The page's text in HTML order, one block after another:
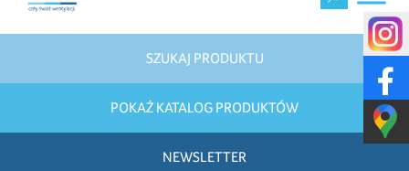
SZUKAJ PRODUKTU
POKAŻ KATALOG PRODUKTÓW
NEWSLETTER